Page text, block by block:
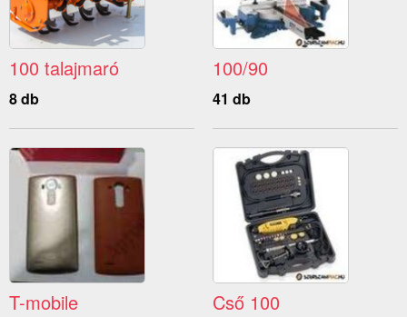
100 talajmaró
8 db
100/90
41 db
T-mobile Cső 100